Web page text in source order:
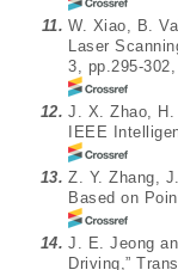
11. W. Xiao, B.
Laser
3, pp.295-302,
12. J. X. Zhao, H.
IEEE
13. Z. Y. Zhang,
Based on
14. J. E. Jeong
Driving,”